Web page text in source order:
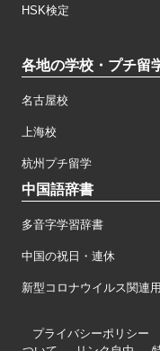
HSK検定
各地の学校・プチ留
名古屋校
上海校
杭州プチ留学
中国語辞書
多音字学習辞書
中国の祝日・連休
新型コロナウイルス関連
プライバシーポリシー